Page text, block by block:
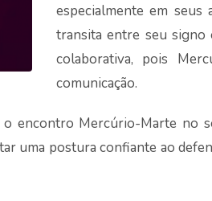
especialmente em seus
transita entre seu signo
colaborativa, pois
comunicação.
encontro Mercúrio-Marte no
uma postura confiante ao